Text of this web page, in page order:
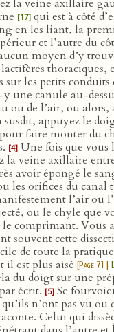
la veine axillaire
[17] qui est à côté
en les liant, la
et l’autre du
moyen d’y
thoraciques,
sur les petits conduits
une canule au-
ou de l’air, ou alors,
susdit, appuyez le
faire monter du
[4] Une fois que vous
la veine axillaire
avoir épongé le
les orifices du canal
l’air ou
ou le chyle que
comprimant. Vous
souvent cette
de toute la pratique
il est plus aisé [Page 71 |
du doigt sur une
écrit. [5] Se
n’ont pas vu
Celui qui